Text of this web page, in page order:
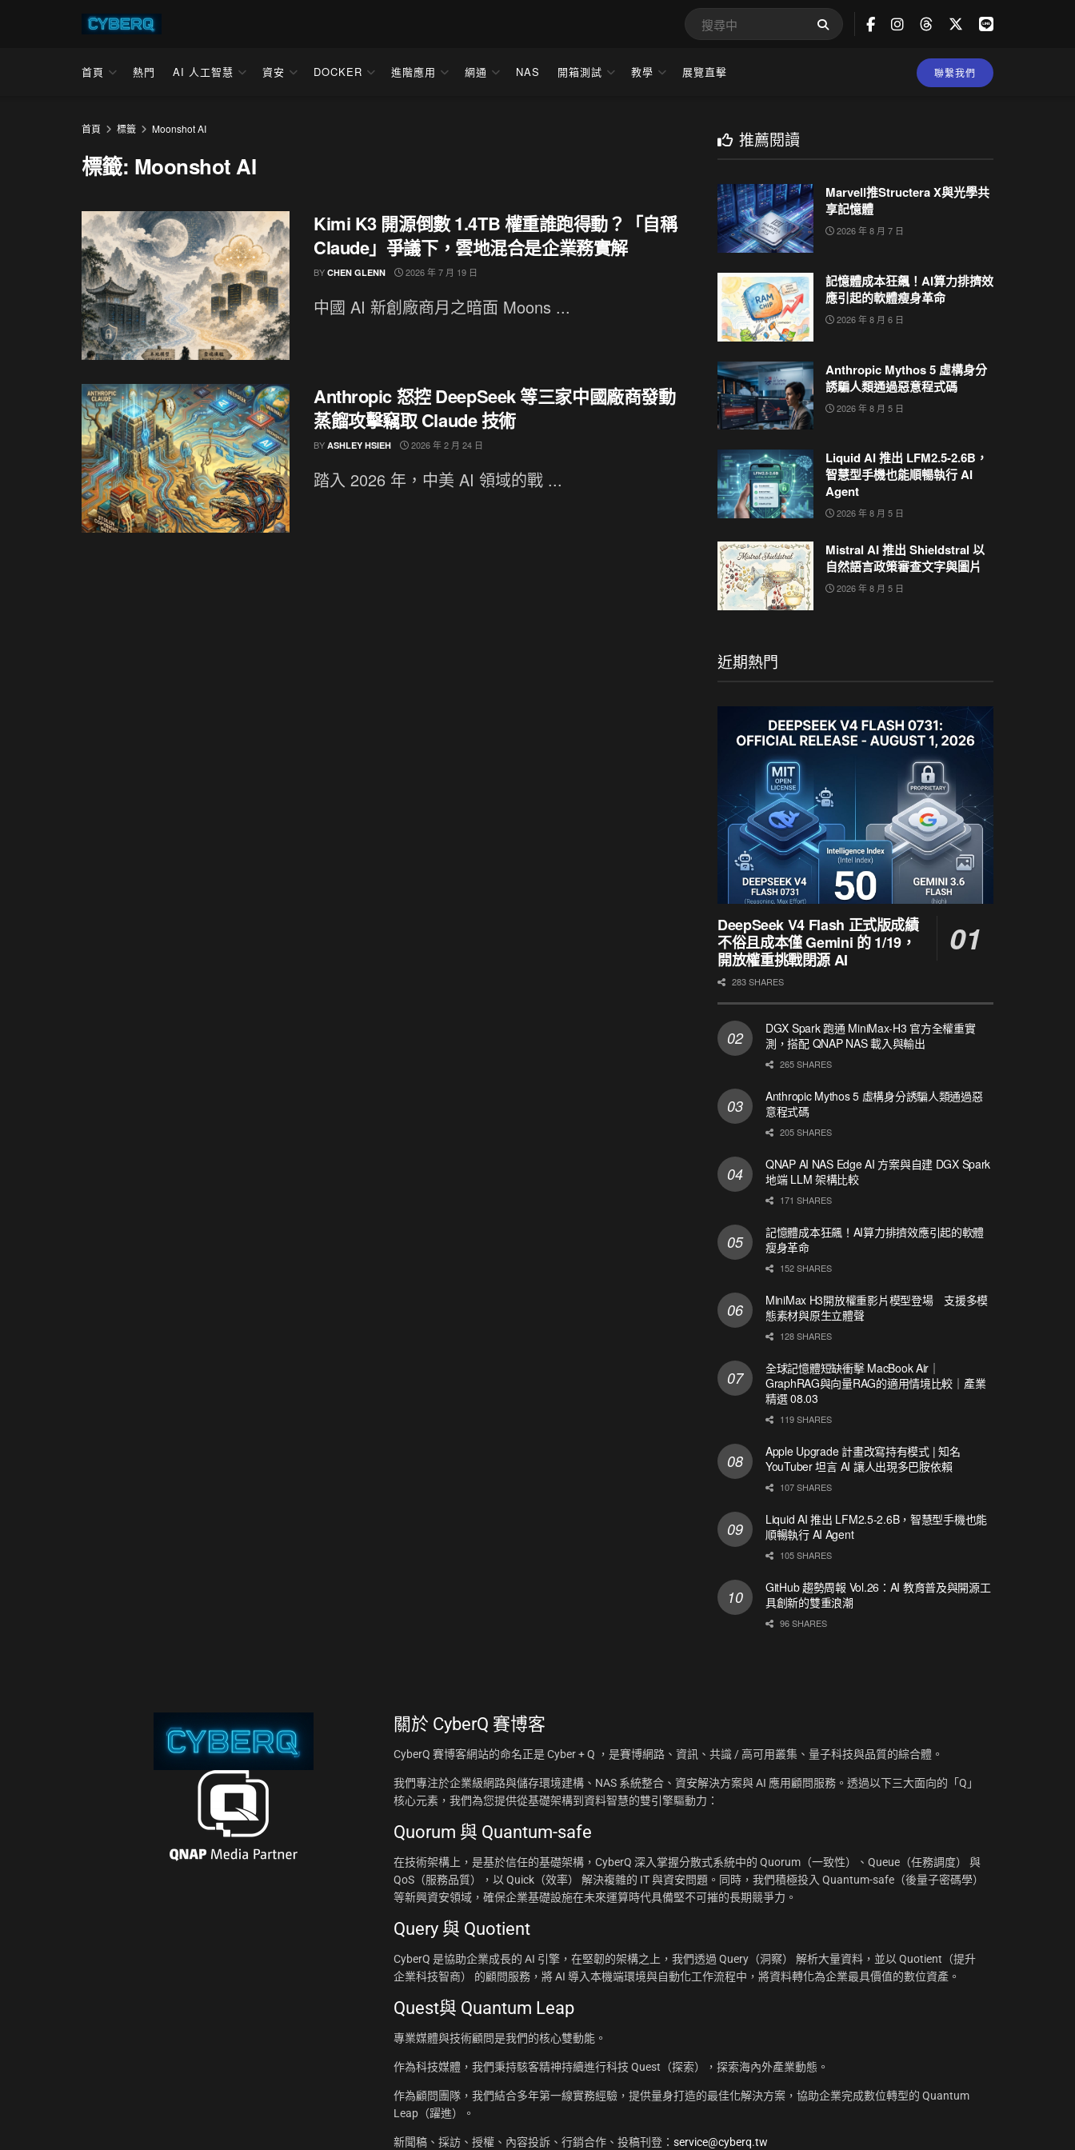
首頁 熱門 AI 人工智慧 資安 DOCKER 進階應用 網通 NAS 開箱測試 教學 展覽直擊 聯繫我們
首頁 標籤 Moonshot AI
標籤: Moonshot AI
Kimi K3 開源倒數 1.4TB 權重誰跑得動？「自稱
Claude」爭議下，雲地混合是企業務實解
BY CHEN GLENN 2026 年 7 月 19 日
中國 AI 新創廠商月之暗面 Moons ...
Anthropic 怒控 DeepSeek 等三家中國廠商發動
蒸餾攻擊竊取 Claude 技術
BY ASHLEY HSIEH 2026 年 2 月 24 日
踏入 2026 年，中美 AI 領域的戰 ...
推薦閱讀
Marvell推Structera X與光學共
享記憶體
2026 年 8 月 7 日
記憶體成本狂飆！AI算力排擠效
應引起的軟體瘦身革命
2026 年 8 月 6 日
Anthropic Mythos 5 虛構身分
誘騙人類通過惡意程式碼
2026 年 8 月 5 日
Liquid AI 推出 LFM2.5-2.6B，
智慧型手機也能順暢執行 AI
Agent
2026 年 8 月 5 日
Mistral AI 推出 Shieldstral 以
自然語言政策審查文字與圖片
2026 年 8 月 5 日
近期熱門
DeepSeek V4 Flash 正式版成績
不俗且成本僅 Gemini 的 1/19，
開放權重挑戰閉源 AI
283 SHARES
DGX Spark 跑通 MiniMax-H3 官方全權重實
測，搭配 QNAP NAS 載入與輸出
265 SHARES
Anthropic Mythos 5 虛構身分誘騙人類通過惡
意程式碼
205 SHARES
QNAP AI NAS Edge AI 方案與自建 DGX Spark
地端 LLM 架構比較
171 SHARES
記憶體成本狂飆！AI算力排擠效應引起的軟體
瘦身革命
152 SHARES
MiniMax H3開放權重影片模型登場 支援多模
態素材與原生立體聲
128 SHARES
全球記憶體短缺衝擊 MacBook Air｜
GraphRAG與向量RAG的適用情境比較｜產業
精選 08.03
119 SHARES
Apple Upgrade 計畫改寫持有模式 | 知名
YouTuber 坦言 AI 讓人出現多巴胺依賴
107 SHARES
Liquid AI 推出 LFM2.5-2.6B，智慧型手機也能
順暢執行 AI Agent
105 SHARES
GitHub 趨勢周報 Vol.26：AI 教育普及與開源工
具創新的雙重浪潮
96 SHARES
關於 CyberQ 賽博客
CyberQ 賽博客網站的命名正是 Cyber + Q ，是賽博網路、資訊、共識 / 高可用叢集、量子科技與品質的綜合體。
我們專注於企業級網路與儲存環境建構、NAS 系統整合、資安解決方案與 AI 應用顧問服務。透過以下三大面向的「Q」
核心元素，我們為您提供從基礎架構到資料智慧的雙引擎驅動力：
Quorum 與 Quantum-safe
在技術架構上，是基於信任的基礎架構，CyberQ 深入掌握分散式系統中的 Quorum（一致性）、Queue（任務調度） 與
QoS（服務品質），以 Quick（效率） 解決複雜的 IT 與資安問題。同時，我們積極投入 Quantum-safe（後量子密碼學）
等新興資安領域，確保企業基礎設施在未來運算時代具備堅不可摧的長期競爭力。
Query 與 Quotient
CyberQ 是協助企業成長的 AI 引擎，在堅韌的架構之上，我們透過 Query（洞察） 解析大量資料，並以 Quotient（提升
企業科技智商） 的顧問服務，將 AI 導入本機端環境與自動化工作流程中，將資料轉化為企業最具價值的數位資產。
Quest與 Quantum Leap
專業媒體與技術顧問是我們的核心雙動能。
作為科技媒體，我們秉持駭客精神持續進行科技 Quest（探索），探索海內外產業動態。
作為顧問團隊，我們結合多年第一線實務經驗，提供量身打造的最佳化解決方案，協助企業完成數位轉型的 Quantum
Leap（躍進）。
新聞稿、採訪、授權、內容投訴、行銷合作、投稿刊登： service@cyberq.tw